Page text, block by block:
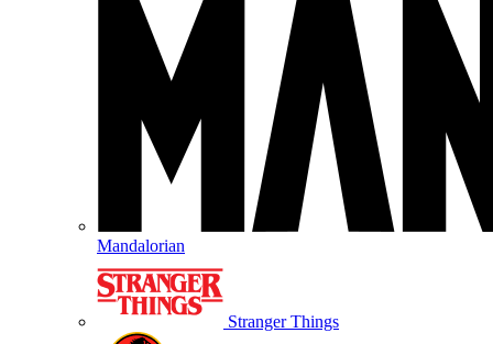
Mandalorian
Stranger Things